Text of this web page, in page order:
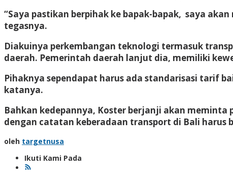
“Saya pastikan berpihak ke bapak-bapak, saya
tegasnya.
Diakuinya perkembangan teknologi termasuk
daerah. Pemerintah daerah lanjut dia, memiliki
Pihaknya sependapat harus ada standarisasi tarif
katanya.
Bahkan kedepannya, Koster berjanji akan
dengan catatan keberadaan transport di Bali
oleh targetnusa
Ikuti Kami Pada